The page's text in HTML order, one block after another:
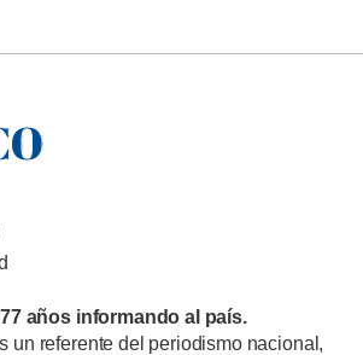
años informando al país.
un referente del periodismo nacional,